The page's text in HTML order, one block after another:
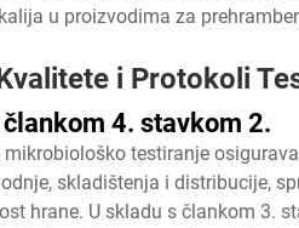
u proizvodima za
i Protokoli
4. stavkom 2.
testiranje
skladištenja i distribucije,
hrane. U skladu s člankom 3.